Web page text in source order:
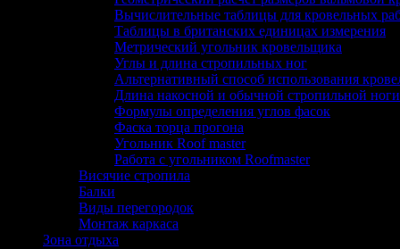
Вычислительные таблицы для кровельных
Таблицы в британских единицах измерения
Метрический угольник кровельщика
Углы и длина стропильных ног
Альтернативный способ использования
Длина накосной и обычной стропильной ноги
Формулы определения углов фасок
Фаска торца прогона
Угольник Roof master
Работа с угольником Roofmaster
Висячие стропила
Балки
Виды перегородок
Монтаж каркаса
Зона отдыха